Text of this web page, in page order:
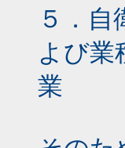
５．
よび業
業